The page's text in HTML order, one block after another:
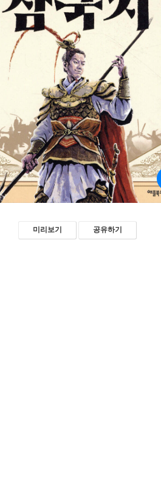
미리보기 공유하기